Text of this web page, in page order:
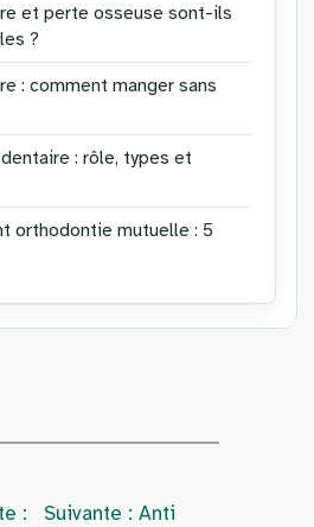
et perte osseuse sont-ils
?
: comment manger sans
: rôle, types et
orthodontie mutuelle : 5
:
Suivante :Anti